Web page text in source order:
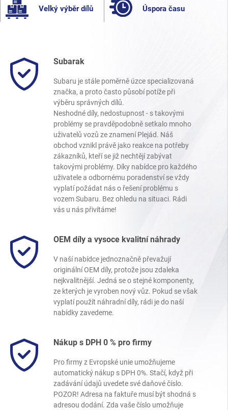
Velký výběr dílů Úspora času
Subarak
Subaru je stále poměrně úzce specializovaná
značka, a proto často působí potíže při
výběru správných dílů.
Neshodné díly, nedostupnost - s takovými
problémy se pravděpodobně setkalo mnoho
uživatelů vozů ze znamení Plejád. Náš
obchod vznikl právě jako reakce na potřeby
zákazníků, kteří se již nechtějí zabývat
takovými problémy. Díky nabídce pro každého
uživatele a odbornému poradenství se vždy
vyplatí požádat nás o řešení problému s
vozem Subaru. Bez ohledu na situaci. Rádi
vás u nás přivítáme!
OEM díly a vysoce kvalitní náhrady
V naší nabídce jednoznačně převažují
originální OEM díly, protože jsou zdaleka
nejkvalitnější. Jedná se o stejné komponenty,
ze kterých je vyroben nový vůz. Pokud se však
vyplatí použít náhradní díly, rádi je do naší
nabídky zavedeme.
Nákup s DPH 0 % pro firmy
Pro firmy z Evropské unie umožňujeme
automatický nákup s DPH 0%. Stačí, když při
zadávání údajů uvedete své daňové číslo.
POZOR! Adresa na faktuře musí být shodná s
adresou dodání. Zda vaše číslo umožňuje